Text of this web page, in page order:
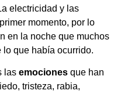
electricidad y las
momento, por lo
en la noche que muchos
que había ocurrido.
las emociones que han
tristeza, rabia,